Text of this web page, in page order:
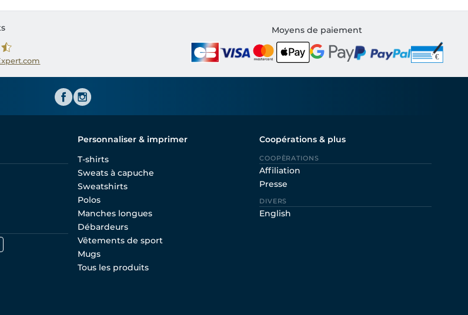
Moyens de paiement
Personnaliser & imprimer
T-shirts
Sweats à capuche
Sweatshirts
Polos
Manches longues
Débardeurs
Vêtements de sport
Mugs
Tous les produits
Coopérations & plus
COOPÈRATIONS
Affiliation
Presse
DIVERS
English